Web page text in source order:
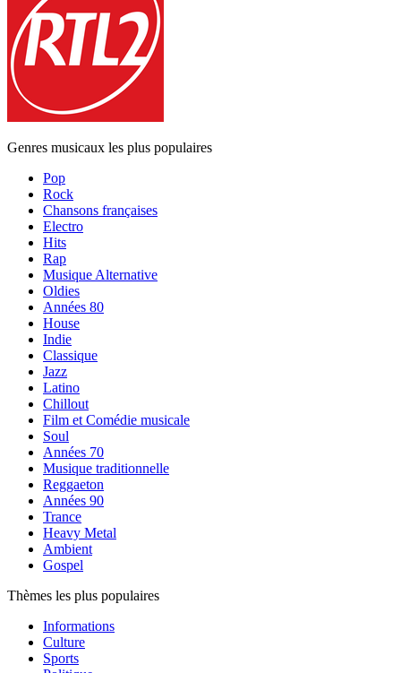
Genres musicaux les plus populaires
Pop
Rock
Chansons françaises
Electro
Hits
Rap
Musique Alternative
Oldies
Années 80
House
Indie
Classique
Jazz
Latino
Chillout
Film et Comédie musicale
Soul
Années 70
Musique traditionnelle
Reggaeton
Années 90
Trance
Heavy Metal
Ambient
Gospel
Thèmes les plus populaires
Informations
Culture
Sports